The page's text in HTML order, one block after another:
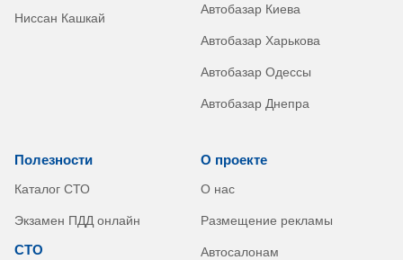
Ниссан Кашкай
Автобазар Киева
Автобазар Харькова
Автобазар Одессы
Автобазар Днепра
Полезности
Каталог СТО
Экзамен ПДД онлайн
СТО
О проекте
О нас
Размещение рекламы
Автосалонам